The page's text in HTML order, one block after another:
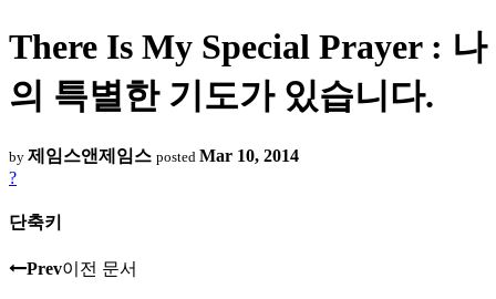
There Is My Special Prayer : 나
의 특별한 기도가 있습니다.
by 제임스앤제임스 posted Mar 10, 2014
?
단축키
Prev이전 문서